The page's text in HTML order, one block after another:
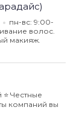
пн-вс: 9:00-
волос.
макияж.
Честные
компаний вы